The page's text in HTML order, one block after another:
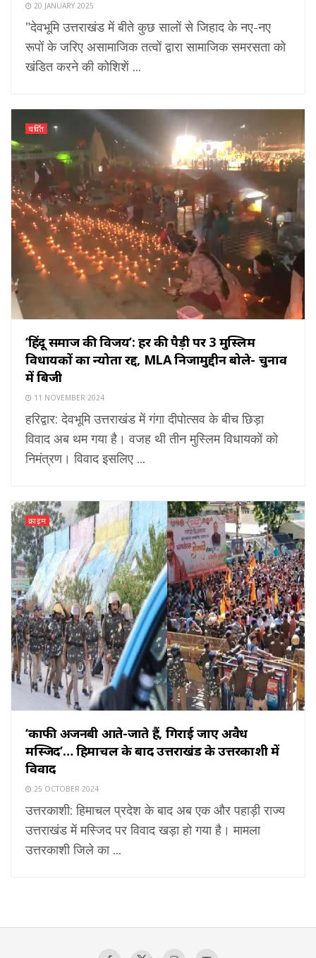
20 JANUARY 2025
"देवभूमि उत्तराखंड में बीते कुछ सालों से जिहाद के नए-नए
रूपों के जरिए असामाजिक तत्वों द्वारा सामाजिक समरसता को
खंडित करने की कोशिशें ...
चर्चित
‘हिंदू समाज की विजय’: हर की पैड़ी पर 3 मुस्लिम
विधायकों का न्योता रद्द, MLA निजामुद्दीन बोले- चुनाव
में बिजी
11 NOVEMBER 2024
हरिद्वार: देवभूमि उत्तराखंड में गंगा दीपोत्सव के बीच छिड़ा
विवाद अब थम गया है। वजह थी तीन मुस्लिम विधायकों को
निमंत्रण। विवाद इसलिए ...
क्राइम
‘काफी अजनबी आते-जाते हैं, गिराई जाए अवैध
मस्जिद’… हिमाचल के बाद उत्तराखंड के उत्तरकाशी में
विवाद
25 OCTOBER 2024
उत्तरकाशी: हिमाचल प्रदेश के बाद अब एक और पहाड़ी राज्य
उत्तराखंड में मस्जिद पर विवाद खड़ा हो गया है। मामला
उत्तरकाशी जिले का ...